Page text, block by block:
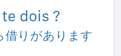
dois ?
借りがあります